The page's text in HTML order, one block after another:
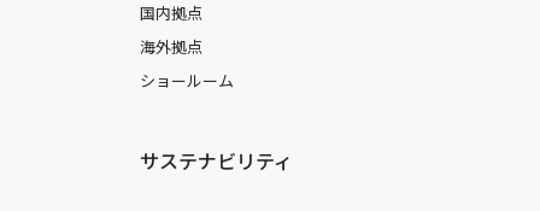
国内拠点
海外拠点
ショールーム
サステナビリティ